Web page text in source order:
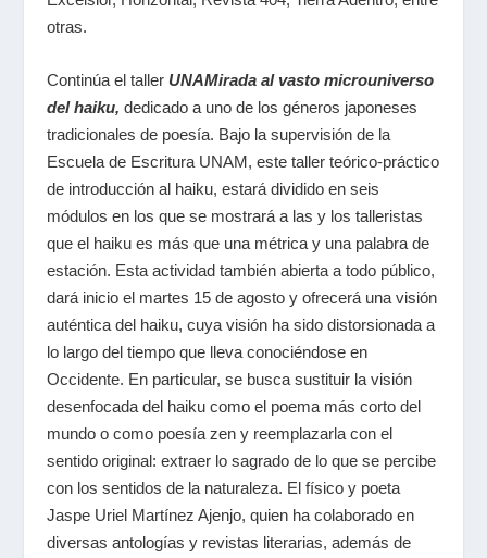
otras.
Continúa el taller UNAMirada al vasto microuniverso
del haiku, dedicado a uno de los géneros japoneses
tradicionales de poesía. Bajo la supervisión de la
Escuela de Escritura UNAM, este taller teórico-práctico
de introducción al haiku, estará dividido en seis
módulos en los que se mostrará a las y los talleristas
que el haiku es más que una métrica y una palabra de
estación. Esta actividad también abierta a todo público,
dará inicio el martes 15 de agosto y ofrecerá una visión
auténtica del haiku, cuya visión ha sido distorsionada a
lo largo del tiempo que lleva conociéndose en
Occidente. En particular, se busca sustituir la visión
desenfocada del haiku como el poema más corto del
mundoo como poesía zeny reemplazarla con el
sentido original: extraer lo sagrado de lo que se percibe
con los sentidos de la naturaleza. El físico y poeta
Jaspe Uriel Martínez Ajenjo, quien ha colaborado en
diversas antologías y revistas literarias, además de